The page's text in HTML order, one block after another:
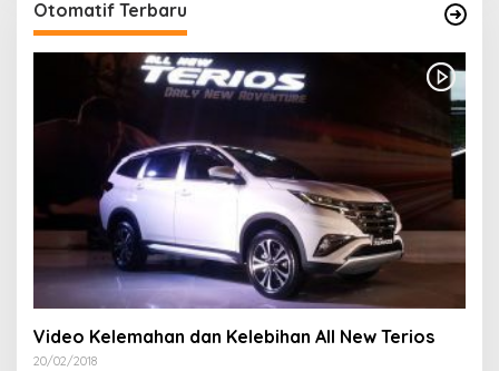
Otomatif Terbaru
Video Kelemahan dan Kelebihan All New Terios
20/02/2018